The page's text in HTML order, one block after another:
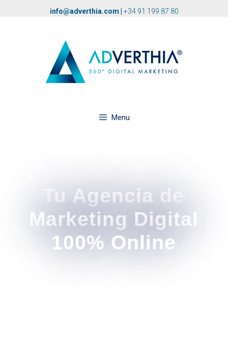
info@adverthia.com +34 91 199 87 80
Menu
Tu Agencia de
Marketing Digital
100% Online